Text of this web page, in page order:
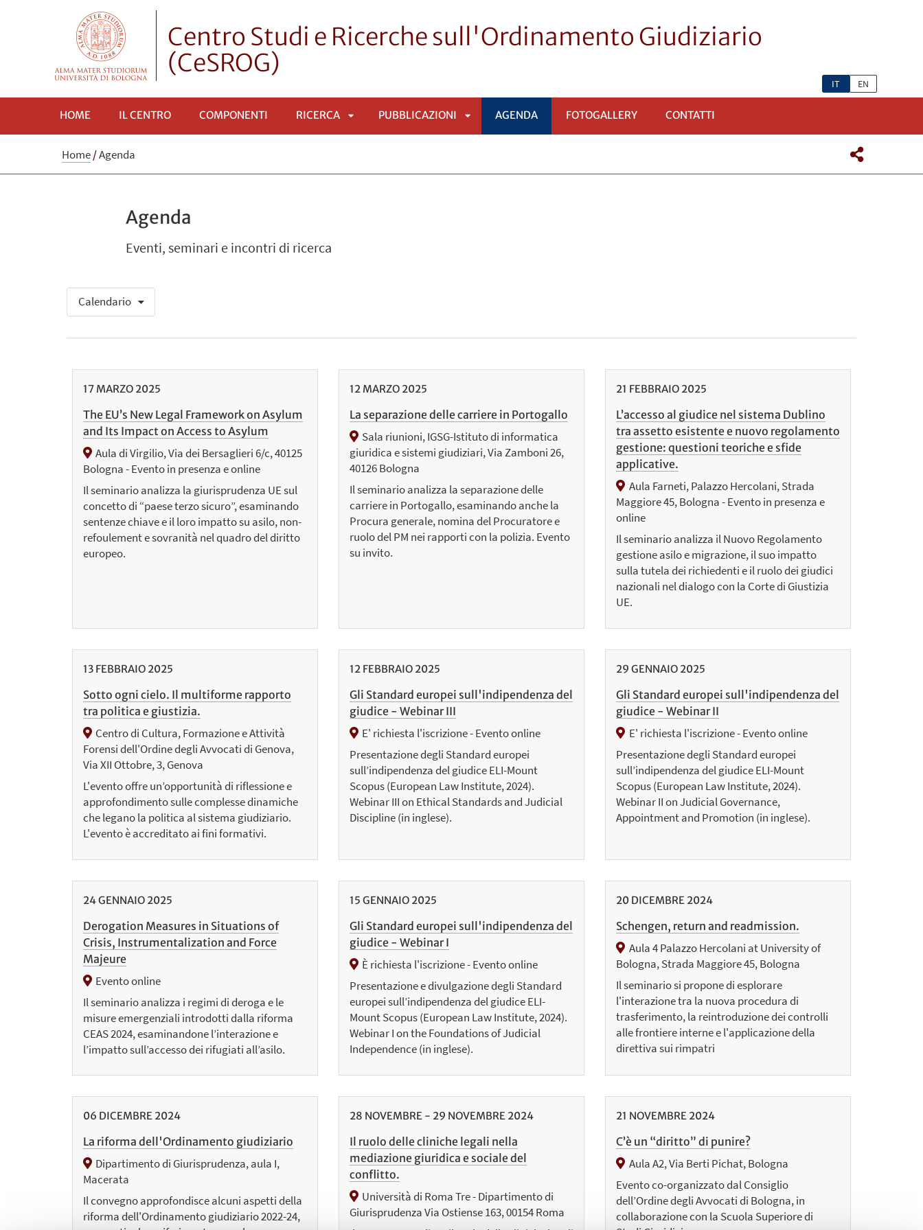
Centro Studi e Ricerche sull'Ordinamento Giudiziario
(CeSROG)
IT EN
HOME IL CENTRO COMPONENTI RICERCA PUBBLICAZIONI AGENDA FOTOGALLERY CONTATTI
Home/Agenda
Agenda
Eventi, seminari e incontri di ricerca
Calendario
17MARZO 2025
The EU’s New Legal Framework on Asylum
and Its Impact on Access to Asylum
Aula di Virgilio, Via dei Bersaglieri 6/c, 40125
Bologna - Evento in presenza e online
Il seminario analizza la giurisprudenza UE sul
concetto di “paese terzo sicuro”, esaminando
sentenze chiave e il loro impatto su asilo, non-
refoulement e sovranità nel quadro del diritto
europeo.
12MARZO 2025
La separazione delle carriere in Portogallo
Sala riunioni, IGSG-Istituto di informatica
giuridica e sistemi giudiziari, Via Zamboni 26,
40126 Bologna
Il seminario analizza la separazione delle
carriere in Portogallo, esaminando anche la
Procura generale, nomina del Procuratore e
ruolo del PM nei rapporti con la polizia. Evento
su invito.
21 FEBBRAIO 2025
L’accesso al giudice nel sistema Dublino
tra assetto esistente e nuovo regolamento
gestione: questioni teoriche e sfide
applicative.
Aula Farneti, Palazzo Hercolani, Strada
Maggiore 45, Bologna - Evento in presenza e
online
Il seminario analizza il Nuovo Regolamento
gestione asilo e migrazione, il suo impatto
sulla tutela dei richiedenti e il ruolo dei giudici
nazionali nel dialogo con la Corte di Giustizia
UE.
13FEBBRAIO 2025
Sotto ogni cielo. Il multiforme rapporto
tra politica e giustizia.
Centro di Cultura, Formazione e Attività
Forensi dell'Ordine degli Avvocati di Genova,
Via XII Ottobre, 3, Genova
L'evento offre un’opportunità di riflessione e
approfondimento sulle complesse dinamiche
che legano la politica al sistema giudiziario.
L'evento è accreditato ai fini formativi.
12FEBBRAIO 2025
Gli Standard europei sull'indipendenza del
giudice - Webinar III
E' richiesta l'iscrizione - Evento online
Presentazione degli Standard europei
sull’indipendenza del giudice ELI-Mount
Scopus (European Law Institute, 2024).
Webinar III on Ethical Standards and Judicial
Discipline (in inglese).
29 GENNAIO 2025
Gli Standard europei sull'indipendenza del
giudice - Webinar II
E' richiesta l'iscrizione - Evento online
Presentazione degli Standard europei
sull’indipendenza del giudice ELI-Mount
Scopus (European Law Institute, 2024).
Webinar II on Judicial Governance,
Appointment and Promotion (in inglese).
24GENNAIO 2025
Derogation Measures in Situations of
Crisis, Instrumentalization and Force
Majeure
Evento online
Il seminario analizza i regimi di deroga e le
misure emergenziali introdotti dalla riforma
CEAS 2024, esaminandone l’interazione e
l’impatto sull’accesso dei rifugiati all’asilo.
15 GENNAIO 2025
Gli Standard europei sull'indipendenza del
giudice - Webinar I
È richiesta l'iscrizione - Evento online
Presentazione e divulgazione degli Standard
europei sull’indipendenza del giudice ELI-
Mount Scopus (European Law Institute, 2024).
Webinar I on the Foundations of Judicial
Independence (in inglese).
20 DICEMBRE 2024
Schengen, return and readmission.
Aula 4 Palazzo Hercolani at University of
Bologna, Strada Maggiore 45, Bologna
Il seminario si propone di esplorare
l'interazione tra la nuova procedura di
trasferimento, la reintroduzione dei controlli
alle frontiere interne e l'applicazione della
direttiva sui rimpatri
06 DICEMBRE 2024
La riforma dell'Ordinamento giudiziario
Dipartimento di Giurisprudenza, aula I,
Macerata
Il convegno approfondisce alcuni aspetti della
riforma dell'Ordinamento giudiziario 2022-24,
28 NOVEMBRE- 29 NOVEMBRE 2024
Il ruolo delle cliniche legali nella
mediazione giuridica e sociale del
conflitto.
Università di Roma Tre - Dipartimento di
Giurisprudenza Via Ostiense 163, 00154 Roma
21 NOVEMBRE 2024
C’è un “diritto” di punire?
Aula A2, Via Berti Pichat, Bologna
Evento co-organizzato dal Consiglio
dell’Ordine degli Avvocati di Bologna, in
collaborazione con la Scuola Superiore di